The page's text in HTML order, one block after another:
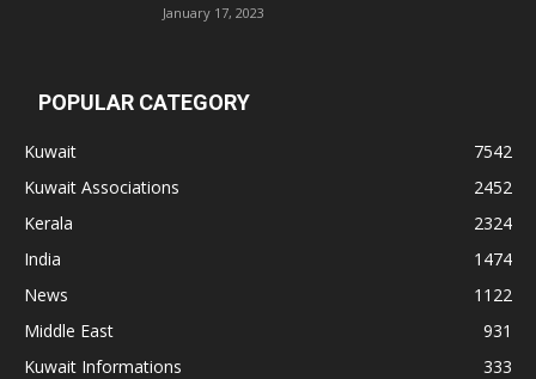
January 17, 2023
POPULAR CATEGORY
Kuwait
7542
Kuwait Associations
2452
Kerala
2324
India
1474
News
1122
Middle East
931
Kuwait Informations
333